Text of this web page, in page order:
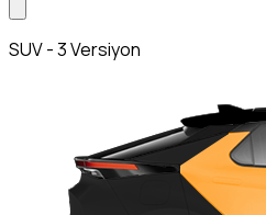
SUV - 3 Versiyon